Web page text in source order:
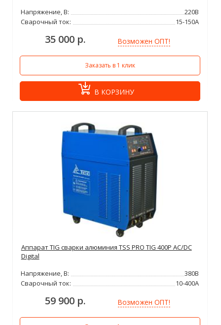
Напряжение, В:
220В
Сварочный ток:
15-150А
35 000 р. Возможен ОПТ!
Заказать в 1 клик
В КОРЗИНУ
Аппарат TIG сварки алюминия TSS PRO TIG 400P AC/DC
Digital
Напряжение, В:
380В
Сварочный ток:
10-400А
59 900 р. Возможен ОПТ!